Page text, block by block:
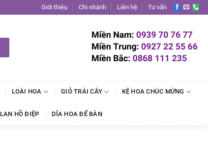
Giới thiệu Chi nhánh Liên hệ Tư vấn
LOÀI HOA GIỎ TRÁI CÂY KỆ HOA CHÚC MỪNG
LAN HỒ ĐIỆP DĨA HOA ĐỂ BÀN